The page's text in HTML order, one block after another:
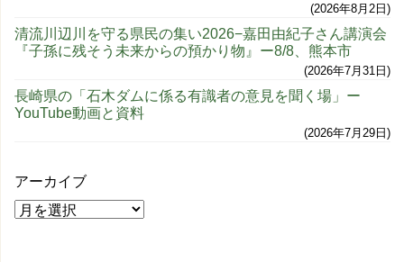
2026年8月2日
清流川辺川を守る県民の集い2026−嘉田由紀子さん講演会
『子孫に残そう未来からの預かり物』ー8/8、熊本市
2026年7月31日
長崎県の「石木ダムに係る有識者の意見を聞く場」ー
YouTube動画と資料
2026年7月29日
アーカイブ